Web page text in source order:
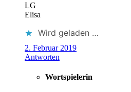
LG
Elisa
Wird geladen …
2. Februar 2019
Antworten
Wortspielerin